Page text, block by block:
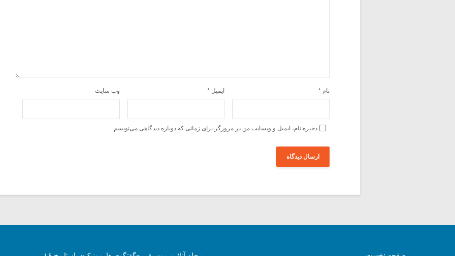
نام * ایمیل * وب‌ سایت
ذخیره نام، ایمیل و وبسایت من در مرورگر برای زمانی که دوباره دیدگاهی می‌نویسم.